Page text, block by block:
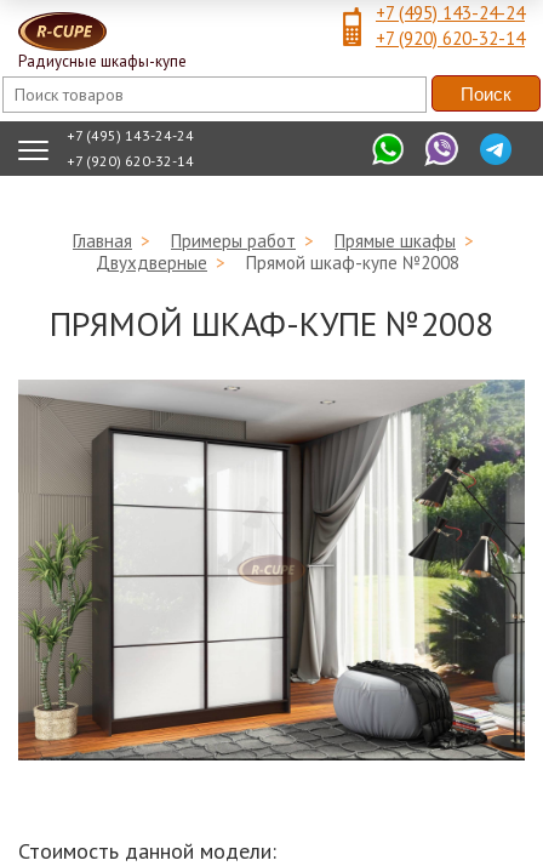
Радиусные шкафы-купе
+7 (495) 143-24-24
+7 (920) 620-32-14
+7 (495) 143-24-24
+7 (920) 620-32-14
Главная > Примеры работ > Прямые шкафы >
Двухдверные > Прямой шкаф-купе №2008
ПРЯМОЙ ШКАФ-КУПЕ №2008
Стоимость данной модели: